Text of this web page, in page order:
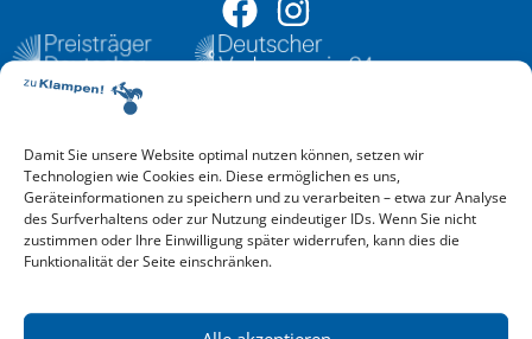
Damit Sie unsere Website optimal nutzen können, setzen wir
Technologien wie Cookies ein. Diese ermöglichen es uns,
Geräteinformationen zu speichern und zu verarbeiten – etwa zur Analyse
des Surfverhaltens oder zur Nutzung eindeutiger IDs. Wenn Sie nicht
zustimmen oder Ihre Einwilligung später widerrufen, kann dies die
Funktionalität der Seite einschränken.
Aktuelle Vorschau
Entdecken Sie das aktuelle zu-Klampen!-Verlagsprogramm.
Hier finden Sie die Verlagsvorschau – einfach direkt online
reinlesen oder herunterladen.
Download: Vorschau zu Klampen! Herbst 2026
Mehr aktuelle Vorschauen ansehen
News zu aktuellen Neuheiten und Nachrichten im zu Klampen!